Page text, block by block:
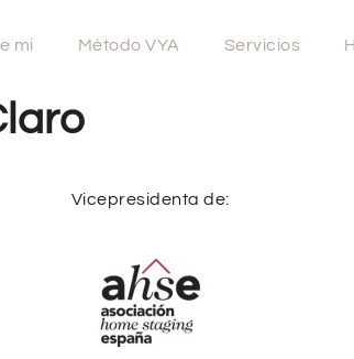
mi Método VYA Servicios
Vicepresidenta de: